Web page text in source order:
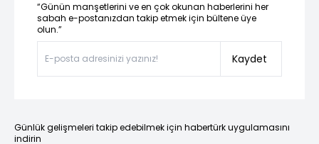
“Günün manşetlerini ve en çok okunan haberlerini her
sabah e-postanızdan takip etmek için bültene üye
olun.”
Kaydet
Günlük gelişmeleri takip edebilmek için habertürk uygulamasını
indirin